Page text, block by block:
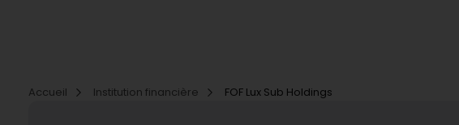
Accueil
Institution financière FOF Lux Sub Holdings